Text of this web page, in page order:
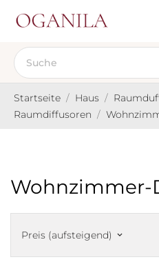
Startseite Haus
Raumdiffusoren
Wohnzimmer-
Preis (aufsteigend) keyboard_arrow_down